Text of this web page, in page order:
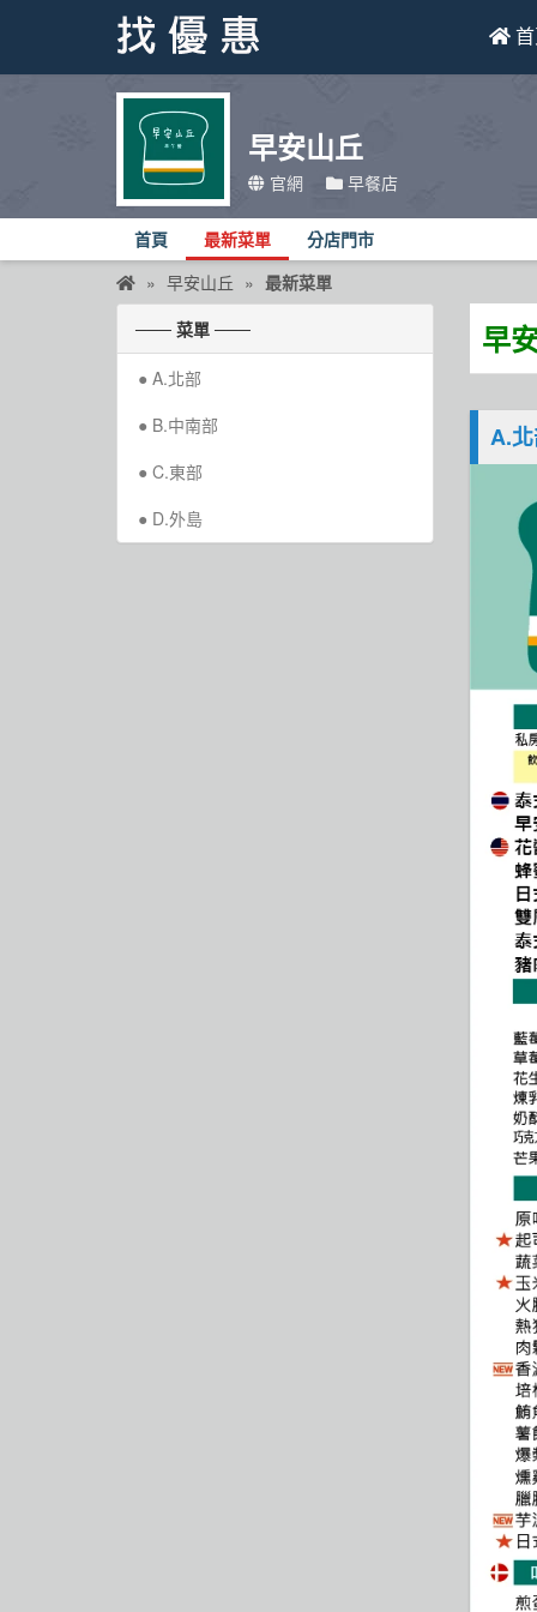
早安山丘
官網 早餐店
首頁 最新菜單 分店門市
早安山丘 最新菜單
早
A.
─── 菜單 ───
A.北部
B.中南部
C.東部
D.外島
找優惠